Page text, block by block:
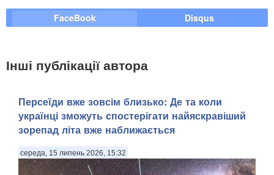
FaceBook Disqus
Інші публікації автора
Персеїди вже зовсім близько: Де та коли
українці зможуть спостерігати найяскравіший
зорепад літа вже наближається
середа, 15 липень 2026, 15:32